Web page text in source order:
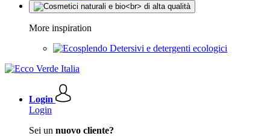
More inspiration
Detersivi e detergenti ecologici
Login
Login
Sei un nuovo cliente?